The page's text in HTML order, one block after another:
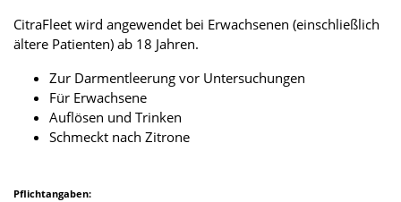
CitraFleet wird angewendet bei Erwachsenen (einschließlich
ältere Patienten) ab 18 Jahren.
Zur Darmentleerung vor Untersuchungen
Für Erwachsene
Auflösen und Trinken
Schmeckt nach Zitrone
Pflichtangaben: